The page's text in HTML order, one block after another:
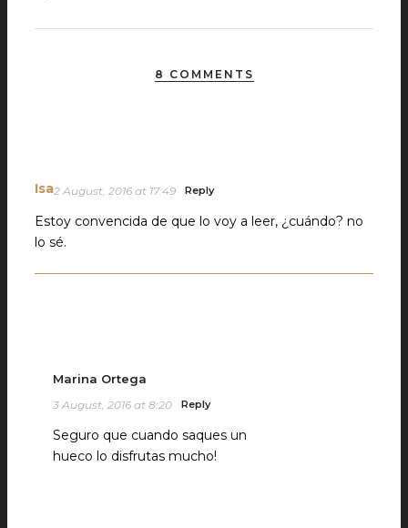
8 COMMENTS
Isa2 August, 2016 at 17:49 Reply
Estoy convencida de que lo voy a leer, ¿cuándo? no
lo sé.
Marina Ortega
3 August, 2016 at 8:20 Reply
Seguro que cuando saques un
hueco lo disfrutas mucho!